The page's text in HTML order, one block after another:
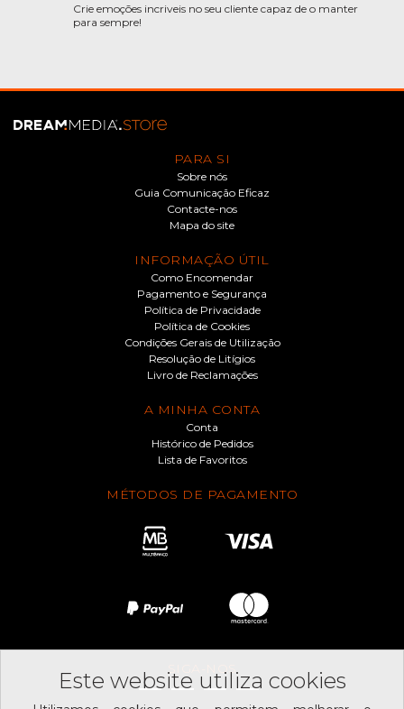
Crie emoções incriveis no seu cliente capaz de o manter
para sempre!
PARA SI
Sobre nós
Guia Comunicação Eficaz
Contacte-nos
Mapa do site
INFORMAÇÃO ÚTIL
Como Encomendar
Pagamento e Segurança
Política de Privacidade
Política de Cookies
Condições Gerais de Utilização
Resolução de Litígios
Livro de Reclamações
A MINHA CONTA
Conta
Histórico de Pedidos
Lista de Favoritos
MÉTODOS DE PAGAMENTO
SIGA-NOS
Este website utiliza cookies